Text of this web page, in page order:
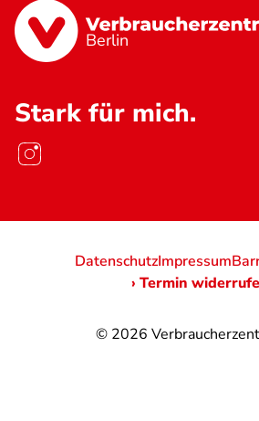
Berlin
Stark für mich.
© 2026
DatenschutzImpressum
› Termin